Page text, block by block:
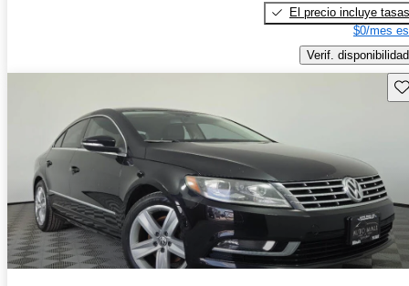
El precio incluye tasas
$0/mes
Verif. disponibilidad